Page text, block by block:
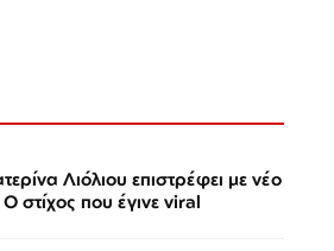
Λιόλιου επιστρέφει με νέο
στίχος που έγινε viral